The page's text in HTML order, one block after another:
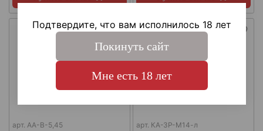
арт. AA-B-5,45 арт. КА-ЗР-М14-л
Подтвердите, что вам исполнилось 18 лет
Покинуть сайт
Мне есть 18 лет